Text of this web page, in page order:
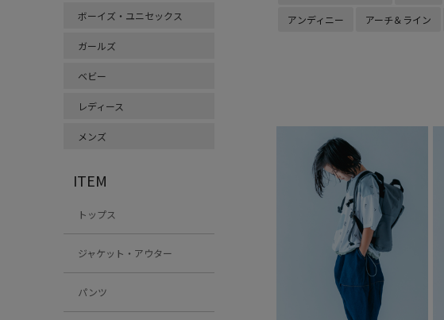
ボーイズ・ユニセックス
ガールズ
ベビー
レディース
メンズ
ITEM
トップス
ジャケット・アウター
パンツ
アンディニー
アーチ＆ライン